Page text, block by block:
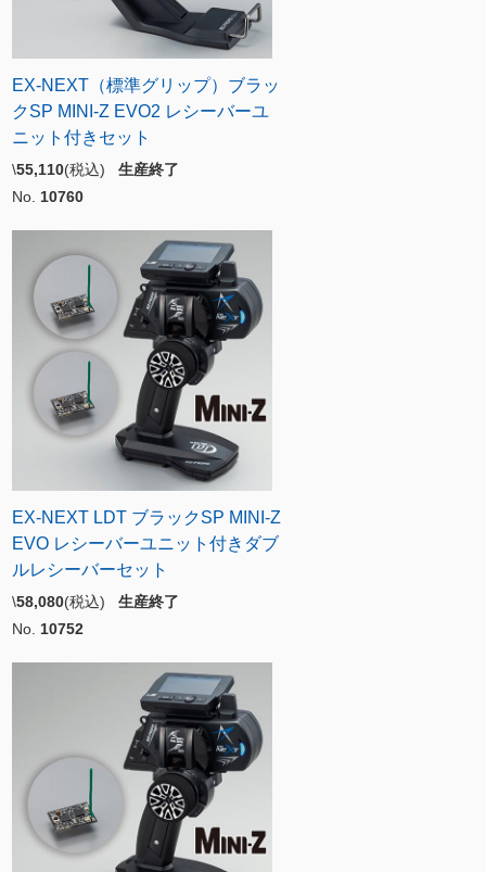
EX-NEXT（標準グリップ）ブラッ
クSP MINI-Z EVO2 レシーバーユ
ニット付きセット
\55,110(税込) 生産終了
No. 10760
EX-NEXT LDT ブラックSP MINI-Z
EVO レシーバーユニット付きダブ
ルレシーバーセット
\58,080(税込) 生産終了
No. 10752